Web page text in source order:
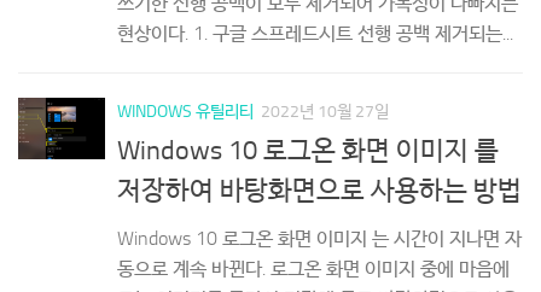
현상이다. 1. 구글 스프레드시트 선행 공백 제거되는...
WINDOWS 유틸리티 2022년 10월 27일
Windows 10 로그온 화면 이미지 를
저장하여 바탕화면으로 사용하는 방법
Windows 10 로그온 화면 이미지 는 시간이 지나면 자
동으로 계속 바뀐다. 로그온 화면 이미지 중에 마음에